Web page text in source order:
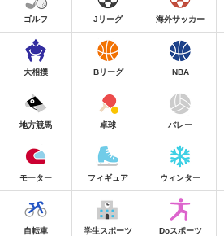
ゴルフ Jリーグ 海外サッカー
大相撲 Bリーグ NBA
地方競馬 卓球 バレー
モーター フィギュア ウィンター
自転車 学生スポーツ Doスポーツ